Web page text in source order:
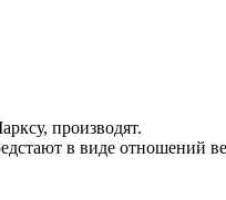
производят.
в виде отношений